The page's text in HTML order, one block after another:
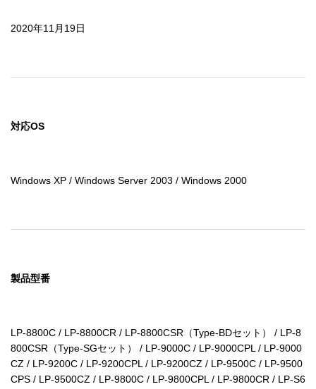
2020年11月19日
対応OS
Windows XP / Windows Server 2003 / Windows 2000
製品型番
LP-8800C / LP-8800CR / LP-8800CSR（Type-BDセット） / LP-8
800CSR（Type-SGセット） / LP-9000C / LP-9000CPL / LP-9000
CZ / LP-9200C / LP-9200CPL / LP-9200CZ / LP-9500C / LP-9500
CPS / LP-9500CZ / LP-9800C / LP-9800CPL / LP-9800CR / LP-S6